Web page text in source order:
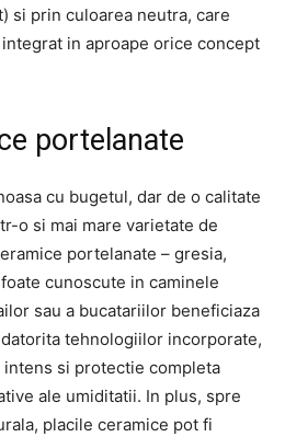
si prin culoarea neutra, care
in aproape orice concept
portelanate
cu bugetul, dar de o calitate
o si mai mare varietate de
portelanate – gresia,
cunoscute in caminele
sau a bucatariilor beneficiaza
tehnologiilor incorporate,
si protectie completa
ale umiditatii. In plus, spre
placile ceramice pot fi